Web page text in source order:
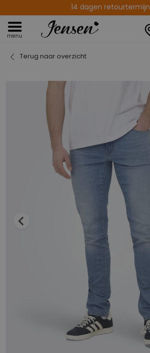
14 dagen retourtermijn
menu
Terug naar overzicht